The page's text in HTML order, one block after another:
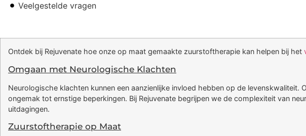
Veelgestelde vragen
Ontdek bij Rejuvenate hoe onze op maat gemaakte zuurstoftherapie kan helpen bij het
Omgaan met Neurologische Klachten
Neurologische klachten kunnen een aanzienlijke invloed hebben op de
ongemak tot ernstige beperkingen. Bij Rejuvenate begrijpen we de complexiteit van
uitdagingen.
Zuurstoftherapie op Maat